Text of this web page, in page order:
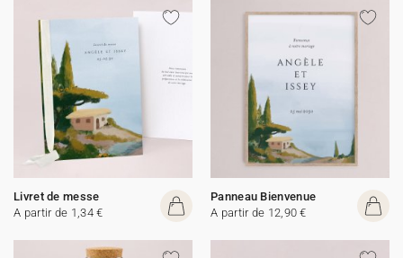
Livret de messe
A partir de 1,34 €
Panneau Bienvenue
A partir de 12,90 €